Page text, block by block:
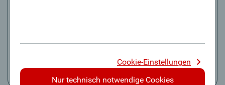
automatisch bei Ihrer nächsten Zahlung mit der App
an der Kasse übergeben.
Cookie-Einstellungen
Nur technisch notwendige Cookies